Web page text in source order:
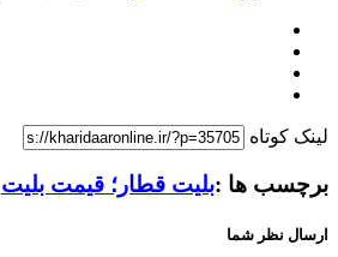
لینک کوتاه
برچسب ها :بلیت قطار؛ قیمت بلیت
ارسال نظر شما